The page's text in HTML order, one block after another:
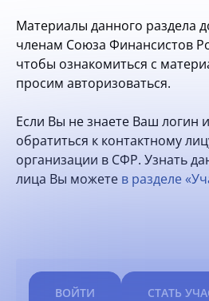
опытом
Вступить
Материалы данного раздела
членам Союза Финансистов
чтобы ознакомиться с
просим авторизоваться.
Если Вы не знаете Ваш логин
обратиться к контактному
организации в СФР. Узнать
лица Вы можете в разделе
ВОЙТИ СТАТЬ